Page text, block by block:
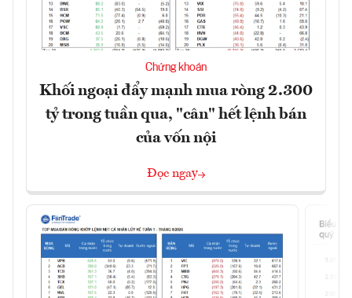
Chứng khoán
Khối ngoại đẩy mạnh mua ròng 2.300
tỷ trong tuần qua, "cân" hết lệnh bán
của vốn nội
Đọc ngay